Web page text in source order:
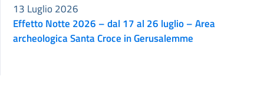
Effetto Notte 2026 – dal 17 al 26 luglio – Area
archeologica Santa Croce in Gerusalemme
13 Luglio 2026